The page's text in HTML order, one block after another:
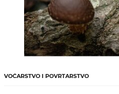
VOĆARSTVO I POVRTARSTVO